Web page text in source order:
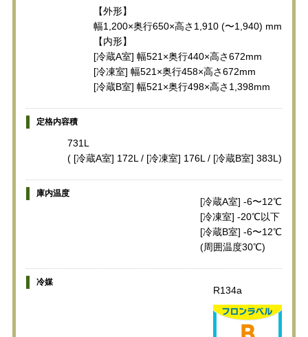
【外形】
幅1,200×奥行650×高さ1,910 (〜1,940) mm
【内形】
[冷蔵A室] 幅521×奥行440×高さ672mm
[冷凍室] 幅521×奥行458×高さ672mm
[冷蔵B室] 幅521×奥行498×高さ1,398mm
定格内容積
731L
( [冷蔵A室] 172L / [冷凍室] 176L / [冷蔵B室] 383L)
庫内温度
[冷蔵A室] -6〜12℃
[冷凍室] -20℃以下
[冷蔵B室] -6〜12℃
(周囲温度30℃)
冷媒
R134a